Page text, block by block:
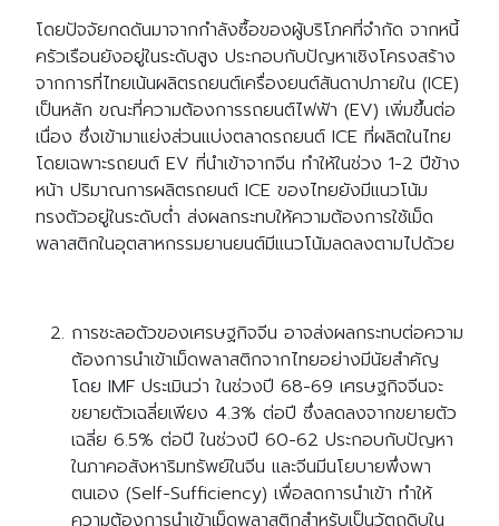
โดยปัจจัยกดดันมาจากกำลังซื้อของผู้บริโภคที่จำกัด จากหนี้
ครัวเรือนยังอยู่ในระดับสูง ประกอบกับปัญหาเชิงโครงสร้าง
จากการที่ไทยเน้นผลิตรถยนต์เครื่องยนต์สันดาปภายใน (ICE)
เป็นหลัก ขณะที่ความต้องการรถยนต์ไฟฟ้า (EV) เพิ่มขึ้นต่อ
เนื่อง ซึ่งเข้ามาแย่งส่วนแบ่งตลาดรถยนต์ ICE ที่ผลิตในไทย
โดยเฉพาะรถยนต์ EV ที่นำเข้าจากจีน ทำให้ในช่วง 1-2 ปีข้าง
หน้า ปริมาณการผลิตรถยนต์ ICE ของไทยยังมีแนวโน้ม
ทรงตัวอยู่ในระดับต่ำ ส่งผลกระทบให้ความต้องการใช้เม็ด
พลาสติกในอุตสาหกรรมยานยนต์มีแนวโน้มลดลงตามไปด้วย
การชะลอตัวของเศรษฐกิจจีน อาจส่งผลกระทบต่อความ
ต้องการนำเข้าเม็ดพลาสติกจากไทยอย่างมีนัยสำคัญ
โดย IMF ประเมินว่า ในช่วงปี 68-69 เศรษฐกิจจีนจะ
ขยายตัวเฉลี่ยเพียง 4.3% ต่อปี ซึ่งลดลงจากขยายตัว
เฉลี่ย 6.5% ต่อปี ในช่วงปี 60-62 ประกอบกับปัญหา
ในภาคอสังหาริมทรัพย์ในจีน และจีนมีนโยบายพึ่งพา
ตนเอง (Self-Sufficiency) เพื่อลดการนำเข้า ทำให้
ความต้องการนำเข้าเม็ดพลาสติกสำหรับเป็นวัตถุดิบใน